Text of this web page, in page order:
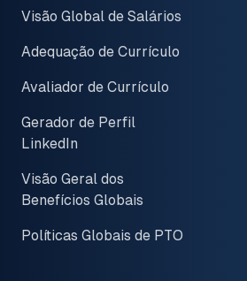
Visão Global de Salários
Adequação de Currículo
Avaliador de Currículo
Gerador de Perfil
LinkedIn
Visão Geral dos
Benefícios Globais
Políticas Globais de PTO